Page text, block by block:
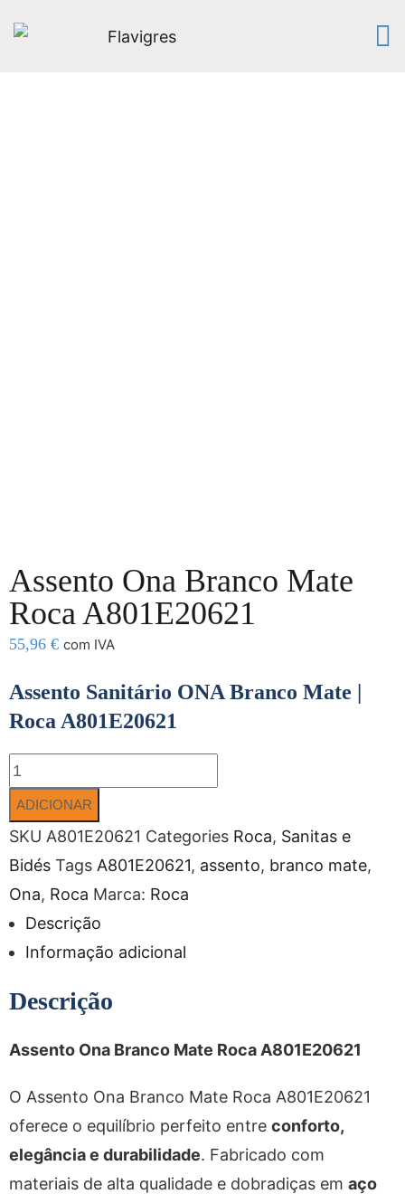
Assento Ona Branco Mate
Roca A801E20621
55,96 € com IVA
Assento Sanitário ONA Branco Mate |
Roca A801E20621
ADICIONAR
SKU A801E20621 Categories Roca, Sanitas e
Bidés Tags A801E20621, assento, branco mate,
Ona, Roca Marca: Roca
Descrição
Informação adicional
Descrição
Assento Ona Branco Mate Roca A801E20621
O Assento Ona Branco Mate Roca A801E20621
oferece o equilíbrio perfeito entre conforto,
elegância e durabilidade. Fabricado com
materiais de alta qualidade e dobradiças em aço